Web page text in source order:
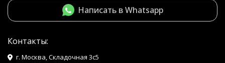
Написать в Whatsapp
Контакты:
г. Москва, Складочная 3с5